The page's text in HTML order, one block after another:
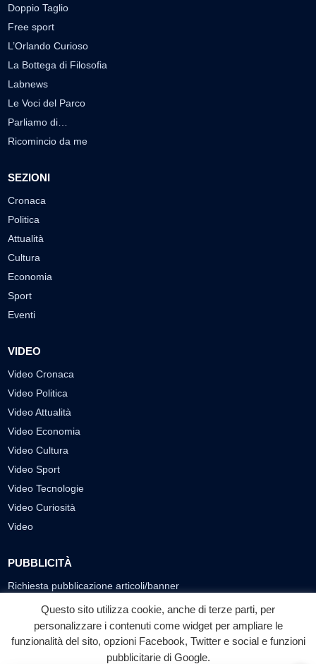
Doppio Taglio
Free sport
L’Orlando Curioso
La Bottega di Filosofia
Labnews
Le Voci del Parco
Parliamo di…
Ricomincio da me
SEZIONI
Cronaca
Politica
Attualità
Cultura
Economia
Sport
Eventi
VIDEO
Video Cronaca
Video Politica
Video Attualità
Video Economia
Video Cultura
Video Sport
Video Tecnologie
Video Curiosità
Video
PUBBLICITÀ
Richiesta pubblicazione articoli/banner
SEGUICI SUI SOCIAL
f ◎ ▶
Questo sito utilizza cookie, anche di terze parti, per
personalizzare i contenuti come widget per ampliare le
funzionalità del sito, opzioni Facebook, Twitter e social e funzioni
pubblicitarie di Google.